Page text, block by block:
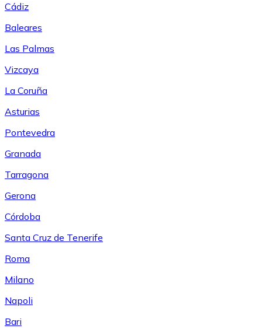
Cádiz
Baleares
Las Palmas
Vizcaya
La Coruña
Asturias
Pontevedra
Granada
Tarragona
Gerona
Córdoba
Santa Cruz de Tenerife
Roma
Milano
Napoli
Bari